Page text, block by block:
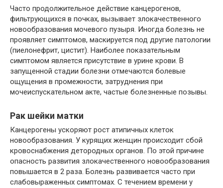
Часто продолжительное действие канцерогенов,
фильтрующихся в почках, вызывает злокачественного
новообразования мочевого пузыря. Иногда болезнь не
проявляет симптомов, маскируется под другие патологии
(пиелонефрит, цистит). Наиболее показательным
симптомом является присутствие в урине крови. В
запущенной стадии болезни отмечаются болевые
ощущения в промежности, затруднения при
мочеиспускательном акте, частые болезненные позывы.
Рак шейки матки
Канцерогены ускоряют рост атипичных клеток
новообразования. У курящих женщин происходит сбой
кровоснабжения детородных органов. По этой причине
опасность развития злокачественного новообразования
повышается в 2 раза. Болезнь развивается часто при
слабовыраженных симптомах. С течением времени у